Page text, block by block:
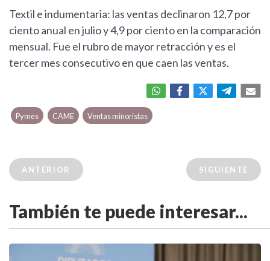
Textil e indumentaria: las ventas declinaron 12,7 por
ciento anual en julio y 4,9 por ciento en la comparación
mensual. Fue el rubro de mayor retracción y es el
tercer mes consecutivo en que caen las ventas.
Pymes CAME Ventas minoristas
ANTERIOR SIGUIENTE
También te puede interesar...